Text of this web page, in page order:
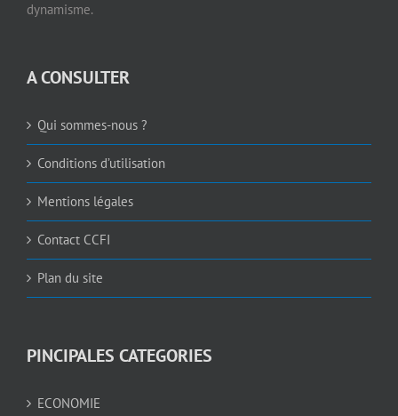
dynamisme.
A CONSULTER
Qui sommes-nous ?
Conditions d’utilisation
Mentions légales
Contact CCFI
Plan du site
PINCIPALES CATEGORIES
ECONOMIE